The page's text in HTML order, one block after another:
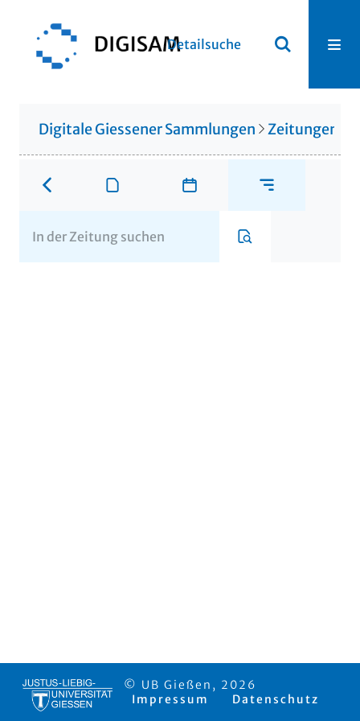
Detailsuche
Digitale Giessener Sammlungen Zeitungen
© UB Gießen, 2026
Impressum
Datenschutz